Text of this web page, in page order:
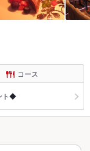
コース
ト◆